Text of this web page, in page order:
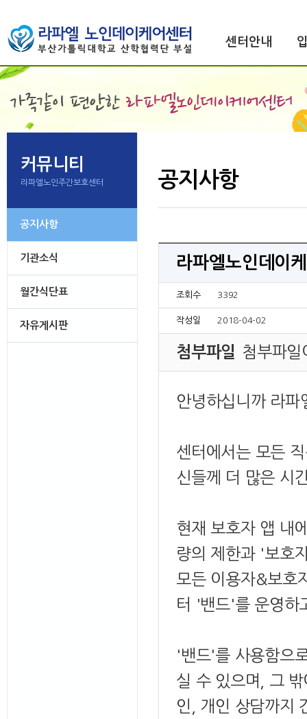
센터안내
커뮤니티
라파엘노인주간보호센터
공지사항
기관소식
월간식단표
자유게시판
공지사항
라파엘노인데이
조회수 3392
작성일 2018-04-02
첨부파일 첨부파일
안녕하십니까 라
센터에서는 모든
신들께 더 많은 시
현재 보호자 앱 내
량의 제한과 '보호
모든 이용자&보호
터 '밴드'를 운영하
'밴드'를 사용함으
실 수 있으며, 그
인, 개인 상담까지